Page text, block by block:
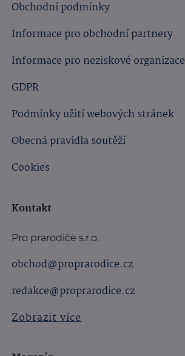
Obchodní podmínky
Informace pro obchodní partnery
Informace pro neziskové organizace
GDPR
Podmínky užití webových stránek
Obecná pravidla soutěží
Cookies
Kontakt
Pro prarodiče s.r.o.
obchod@proprarodice.cz
redakce@proprarodice.cz
Zobrazit více